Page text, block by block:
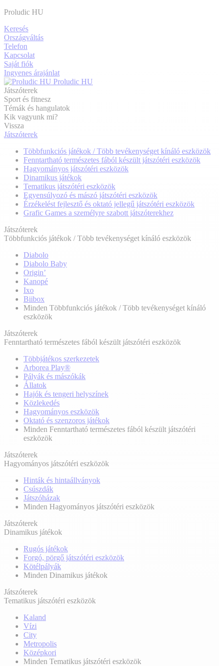
Proludic HU
Keresés
Országváltás
Telefon
Kapcsolat
Saját fiók
Ingyenes árajánlat
Proludic HU
Játszóterek
Sport és fitnesz
Témák és hangulatok
Kik vagyunk mi?
Vissza
Játszóterek
Többfunkciós játékok / Több tevékenységet kínáló eszközök
Fenntartható természetes fából készült játszótéri eszközök
Hagyományos játszótéri eszközök
Dinamikus játékok
Tematikus játszótéri eszközök
Egyensúlyozó és mászó játszótéri eszközök
Érzékelést fejlesztő és oktató jellegű játszótéri eszközök
Grafic Games a személyre szabott játszóterekhez
Játszóterek
Többfunkciós játékok / Több tevékenységet kínáló eszközök
Diabolo
Diabolo Baby
Origin’
Kanopé
Ixo
Biibox
Minden Többfunkciós játékok / Több tevékenységet kínáló
eszközök
Játszóterek
Fenntartható természetes fából készült játszótéri eszközök
Többjátékos szerkezetek
Arborea Play®
Pályák és mászókák
Állatok
Hajók és tengeri helyszínek
Közlekedés
Hagyományos eszközök
Oktató és szenzoros játékok
Minden Fenntartható természetes fából készült játszótéri
eszközök
Játszóterek
Hagyományos játszótéri eszközök
Hinták és hintaállványok
Csúszdák
Játszóházak
Minden Hagyományos játszótéri eszközök
Játszóterek
Dinamikus játékok
Rugós játékok
Forgó, pörgő játszótéri eszközök
Kötélpályák
Minden Dinamikus játékok
Játszóterek
Tematikus játszótéri eszközök
Kaland
Vízi
City
Metropolis
Középkori
Minden Tematikus játszótéri eszközök